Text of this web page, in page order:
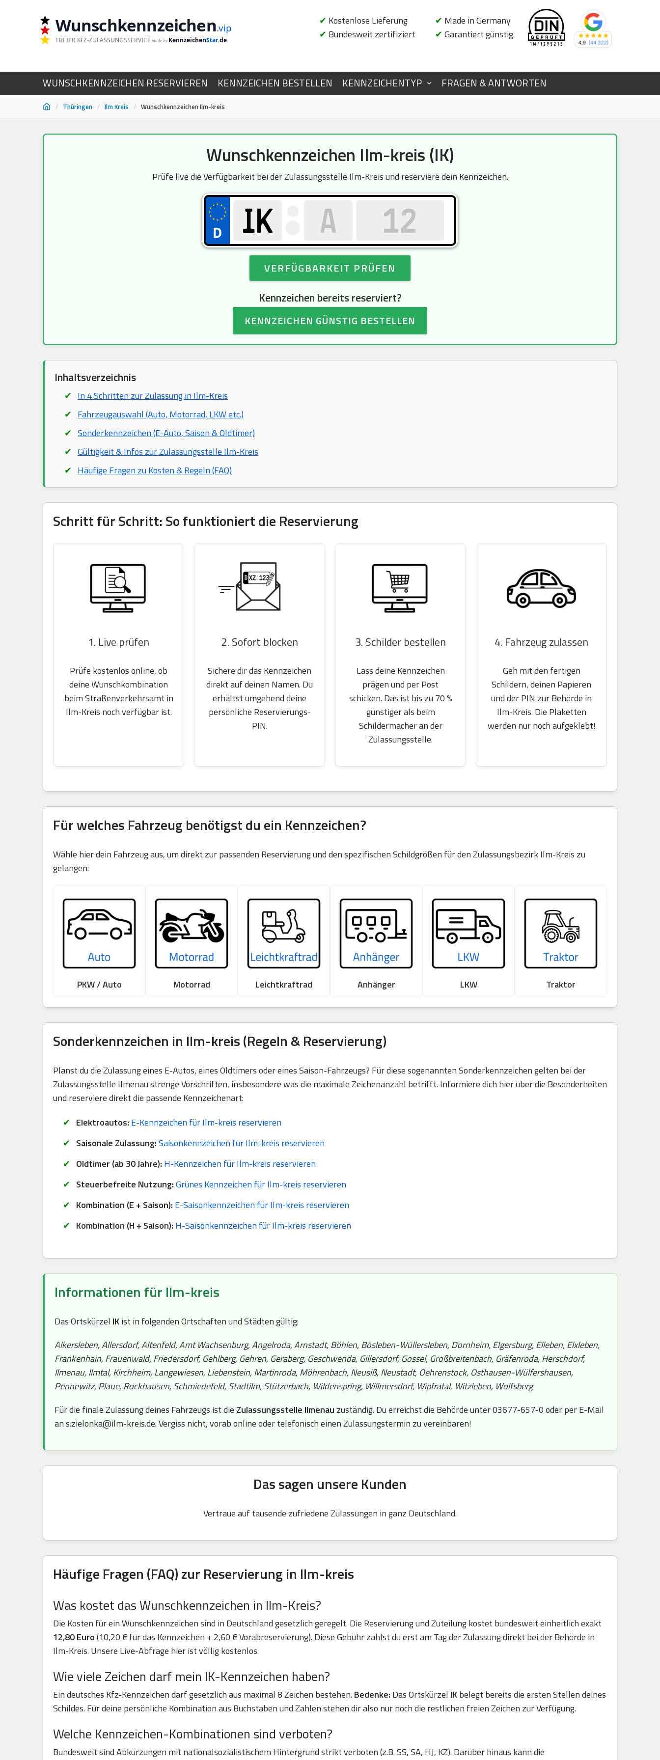
Wunschkennzeichen.vip
FREIER KFZ-ZULASSUNGSSERVICE made by KennzeichenStar.de
✔ Kostenlose Lieferung
✔ Bundesweit zertifiziert
✔ Made in Germany
✔ Garantiert günstig
WUNSCHKENNZEICHEN RESERVIEREN KENNZEICHEN BESTELLEN KENNZEICHENTYP FRAGEN & ANTWORTEN
/ Thüringen / Ilm Kreis / Wunschkennzeichen Ilm-kreis
Wunschkennzeichen Ilm-kreis (IK)
Prüfe live die Verfügbarkeit bei der Zulassungsstelle Ilm-Kreis und reserviere dein Kennzeichen.
VERFÜGBARKEIT PRÜFEN
Kennzeichen bereits reserviert?
KENNZEICHEN GÜNSTIG BESTELLEN
Inhaltsverzeichnis
In 4 Schritten zur Zulassung in Ilm-Kreis
Fahrzeugauswahl (Auto, Motorrad, LKW etc.)
Sonderkennzeichen (E-Auto, Saison & Oldtimer)
Gültigkeit & Infos zur Zulassungsstelle Ilm-Kreis
Häufige Fragen zu Kosten & Regeln (FAQ)
Schritt für Schritt: So funktioniert die Reservierung
1. Live prüfen
Prüfe kostenlos online, ob
deine Wunschkombination
beim Straßenverkehrsamt in
Ilm-Kreis noch verfügbar ist.
2. Sofort blocken
Sichere dir das Kennzeichen
direkt auf deinen Namen. Du
erhältst umgehend deine
persönliche Reservierungs-
PIN.
3. Schilder bestellen
Lass deine Kennzeichen
prägen und per Post
schicken. Das ist bis zu 70 %
günstiger als beim
Schildermacher an der
Zulassungsstelle.
4. Fahrzeug zulassen
Geh mit den fertigen
Schildern, deinen Papieren
und der PIN zur Behörde in
Ilm-Kreis. Die Plaketten
werden nur noch aufgeklebt!
Für welches Fahrzeug benötigst du ein Kennzeichen?
Wähle hier dein Fahrzeug aus, um direkt zur passenden Reservierung und den spezifischen Schildgrößen für den Zulassungsbezirk Ilm-Kreis zu
gelangen:
PKW / Auto Motorrad Leichtkraftrad Anhänger LKW Traktor
Sonderkennzeichen in Ilm-kreis (Regeln & Reservierung)
Planst du die Zulassung eines E-Autos, eines Oldtimers oder eines Saison-Fahrzeugs? Für diese sogenannten Sonderkennzeichen gelten bei der
Zulassungsstelle Ilmenau strenge Vorschriften, insbesondere was die maximale Zeichenanzahl betrifft. Informiere dich hier über die Besonderheiten
und reserviere direkt die passende Kennzeichenart:
Elektroautos: E-Kennzeichen für Ilm-kreis reservieren
Saisonale Zulassung:Saisonkennzeichen für Ilm-kreis reservieren
Oldtimer (ab 30 Jahre): H-Kennzeichen für Ilm-kreis reservieren
Steuerbefreite Nutzung:Grünes Kennzeichen für Ilm-kreis reservieren
Kombination (E + Saison): E-Saisonkennzeichen für Ilm-kreis reservieren
Kombination (H + Saison): H-Saisonkennzeichen für Ilm-kreis reservieren
Informationen für Ilm-kreis
Das Ortskürzel IKist in folgenden Ortschaften und Städten gültig:
Alkersleben, Allersdorf, Altenfeld, Amt Wachsenburg, Angelroda, Arnstadt, Böhlen, Bösleben-Wüllersleben, Dornheim, Elgersburg, Elleben, Elxleben,
Frankenhain, Frauenwald, Friedersdorf, Gehlberg, Gehren, Geraberg, Geschwenda, Gillersdorf, Gossel, Großbreitenbach, Gräfenroda, Herschdorf,
Ilmenau, Ilmtal, Kirchheim, Langewiesen, Liebenstein, Martinroda, Möhrenbach, Neusiß, Neustadt, Oehrenstock, Osthausen-Wülfershausen,
Pennewitz, Plaue, Rockhausen, Schmiedefeld, Stadtilm, Stützerbach, Wildenspring, Willmersdorf, Wipfratal, Witzleben, Wolfsberg
Für die finale Zulassung deines Fahrzeugs ist die Zulassungsstelle Ilmenau zuständig. Du erreichst die Behörde unter 03677-657-0 oder per E-Mail
an s.zielonka@ilm-kreis.de. Vergiss nicht, vorab online oder telefonisch einen Zulassungstermin zu vereinbaren!
Das sagen unsere Kunden
Vertraue auf tausende zufriedene Zulassungen in ganz Deutschland.
Häufige Fragen (FAQ) zur Reservierung in Ilm-kreis
Was kostet das Wunschkennzeichen in Ilm-Kreis?
Die Kosten für ein Wunschkennzeichen sind in Deutschland gesetzlich geregelt. Die Reservierung und Zuteilung kostet bundesweit einheitlich exakt
12,80 Euro(10,20 € für das Kennzeichen + 2,60 € Vorabreservierung). Diese Gebühr zahlst du erst am Tag der Zulassung direkt bei der Behörde in
Ilm-Kreis. Unsere Live-Abfrage hier ist völlig kostenlos.
Wie viele Zeichen darf mein IK-Kennzeichen haben?
Ein deutsches Kfz-Kennzeichen darf gesetzlich aus maximal 8 Zeichen bestehen.Bedenke: Das Ortskürzel IKbelegt bereits die ersten Stellen deines
Schildes. Für deine persönliche Kombination aus Buchstaben und Zahlen stehen dir also nur noch die restlichen freien Zeichen zur Verfügung.
Welche Kennzeichen-Kombinationen sind verboten?
Bundesweit sind Abkürzungen mit nationalsozialistischem Hintergrund strikt verboten (z.B. SS, SA, HJ, KZ). Darüber hinaus kann die